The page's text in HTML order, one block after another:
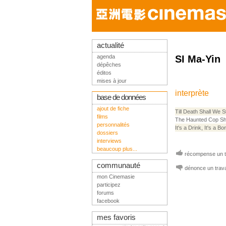
SI Ma-Yin
interprète
Till Death Shall We
The Haunted Cop
It's a Drink, It's a
récompense un
dénonce un
actualité
agenda
dépêches
éditos
mises à jour
base de données
ajout de fiche
films
personnalités
dossiers
interviews
beaucoup plus...
communauté
mon Cinemasie
participez
forums
facebook
mes favoris